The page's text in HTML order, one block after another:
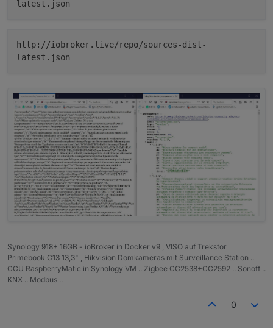
latest.json
http://iobroker.live/repo/sources-dist-
latest.json
Synology 918+ 16GB - ioBroker in Docker v9 , VISO auf Trekstor
Primebook C13 13,3" , Hikvision Domkameras mit Surveillance Station ..
CCU RaspberryMatic in Synology VM .. Zigbee CC2538+CC2592 .. Sonoff ..
KNX .. Modbus ..
0